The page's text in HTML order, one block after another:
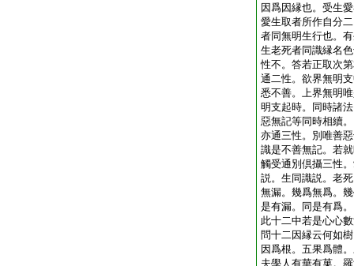
因爲因縁也。受生
愛生取者所作自分
者同無明生行也。
生老死者同識縁名
性不。答若正取次
通二性。欲界無明
悉不善。上界無明
明支起時。同時諸
惡無記等同時相續
亦通三性。別唯善
識是不善無記。若
觸受通別倶攝三性
説。生同識説。老
無漏。幾爲無爲。
是有漏。同是有爲
此十二中若是心心
問十二因縁云何如
因爲根。五果爲體
夫學人有華有菓。